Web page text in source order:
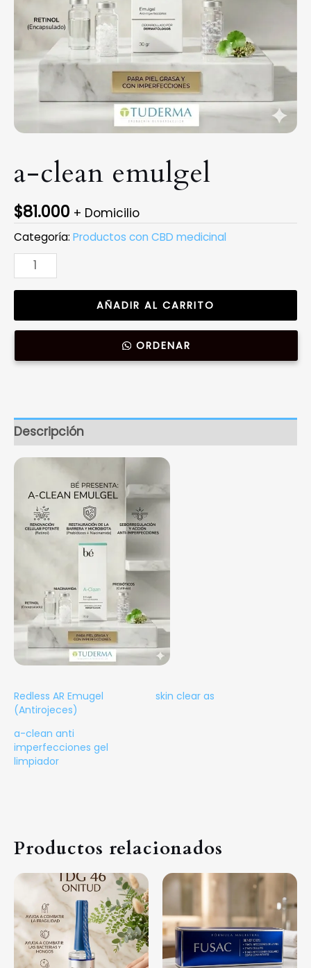
a-clean emulgel
$81.000 + Domicilio
Categoría: Productos con CBD medicinal
clean
emulgel
AÑADIR AL CARRITO
ORDENAR
Descripción
Redless AR Emugel
(Antirojeces)
skin clear as
a-clean anti
imperfecciones gel
limpiador
Productos relacionados